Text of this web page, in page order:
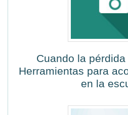
Cuando la
Herramientas para
en la